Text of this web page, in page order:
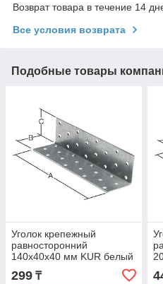
Возврат товара в течение 14
Все условия возврата
Подобные товары
Уголок крепежный
равносторонний
140х40х40 мм KUR белый
цинк STARFIX
299 ₸